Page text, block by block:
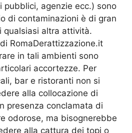
pubblici, agenzie ecc.) sono
di contaminazioni è di gran
qualsiasi altra attività.
RomaDerattizzazione.it
in tali ambienti sono
accortezze. Per
bar e ristoranti non si
alla collocazione di
presenza conclamata di
odorose, ma bisognerebbe
alla cattura dei topi o